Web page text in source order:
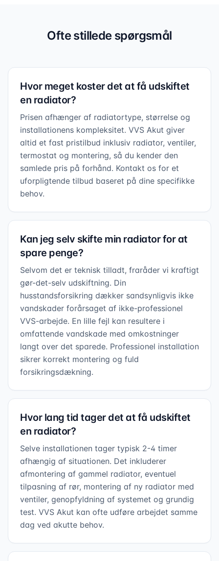
Ofte stillede spørgsmål
Hvor meget koster det at få udskiftet
en radiator?
Prisen afhænger af radiatortype, størrelse og
installationens kompleksitet. VVS Akut giver
altid et fast pristilbud inklusiv radiator, ventiler,
termostat og montering, så du kender den
samlede pris på forhånd. Kontakt os for et
uforpligtende tilbud baseret på dine specifikke
behov.
Kan jeg selv skifte min radiator for at
spare penge?
Selvom det er teknisk tilladt, fraråder vi kraftigt
gør-det-selv udskiftning. Din
husstandsforsikring dækker sandsynligvis ikke
vandskader forårsaget af ikke-professionel
VVS-arbejde. En lille fejl kan resultere i
omfattende vandskade med omkostninger
langt over det sparede. Professionel installation
sikrer korrekt montering og fuld
forsikringsdækning.
Hvor lang tid tager det at få udskiftet
en radiator?
Selve installationen tager typisk 2-4 timer
afhængig af situationen. Det inkluderer
afmontering af gammel radiator, eventuel
tilpasning af rør, montering af ny radiator med
ventiler, genopfyldning af systemet og grundig
test. VVS Akut kan ofte udføre arbejdet samme
dag ved akutte behov.